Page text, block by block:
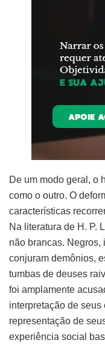
De um modo geral, o
como o outro. O
características
Na literatura de H. P.
não brancas.
conjuram demônios,
tumbas de deuses
foi amplamente
interpretação de seus
representação de
experiência social